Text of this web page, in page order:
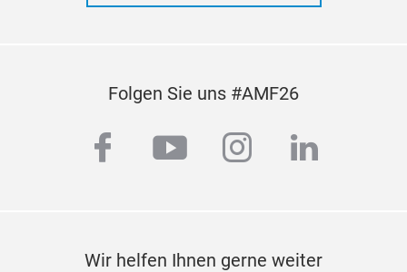
Folgen Sie uns #AMF26
facebook
youtubeinstagram
linkedin
Wir helfen Ihnen gerne weiter